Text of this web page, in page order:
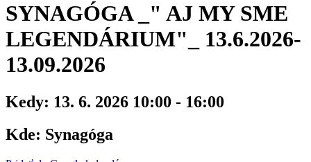
SYNAGÓGA _" AJ MY SME
LEGENDÁRIUM"_ 13.6.2026-
13.09.2026
Kedy: 13. 6. 2026 10:00 - 16:00
Kde: Synagóga